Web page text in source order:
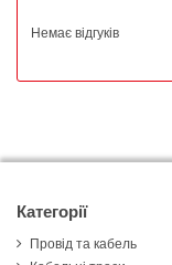
Немає відгуків
Категорії
Провід та кабель